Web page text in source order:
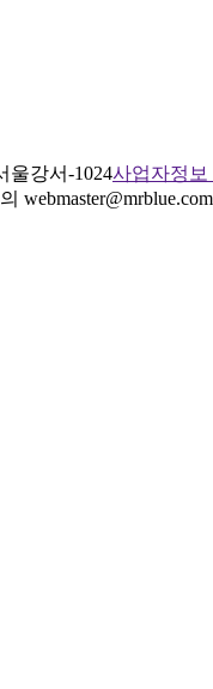
울강서-1024사업자정보
webmaster@mrblue.com